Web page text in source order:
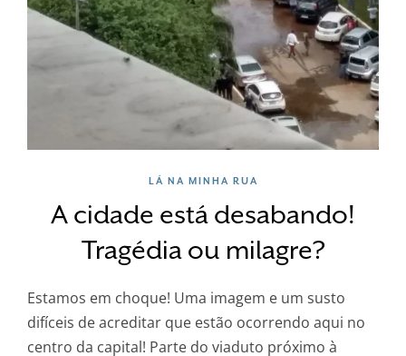
LÁ NA MINHA RUA
A cidade está desabando!
Tragédia ou milagre?
Estamos em choque! Uma imagem e um susto
difíceis de acreditar que estão ocorrendo aqui no
centro da capital! Parte do viaduto próximo à